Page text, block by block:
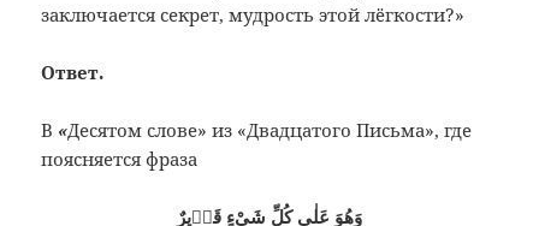
заключается секрет, мудрость этой лёгкости?»
Ответ.
В «Десятом слове» из «Двадцатого Письма», где
поясняется фраза